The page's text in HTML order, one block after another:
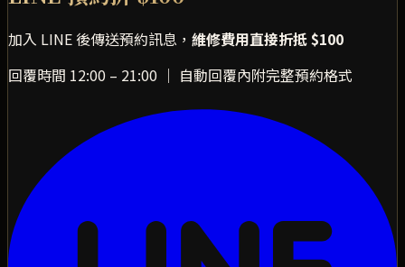
加入 LINE 後傳送預約訊息， 維修費用直接折抵 $100
回覆時間 12:00 – 21:00 ｜ 自動回覆內附完整預約格式